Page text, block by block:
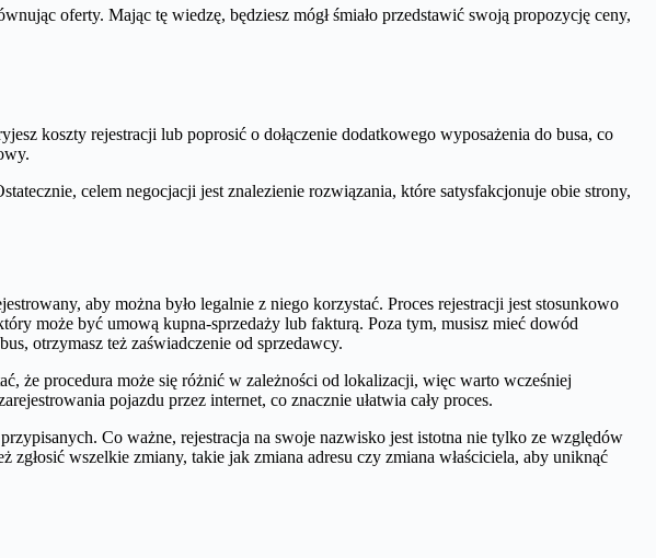
oferty. Mając tę wiedzę, będziesz mógł śmiało przedstawić swoją propozycję ceny,
koszty rejestracji lub poprosić o dołączenie dodatkowego wyposażenia do busa, co
celem negocjacji jest znalezienie rozwiązania, które satysfakcjonuje obie strony,
aby można było legalnie z niego korzystać. Proces rejestracji jest stosunkowo
może być umową kupna-sprzedaży lub fakturą. Poza tym, musisz mieć dowód
otrzymasz też zaświadczenie od sprzedawcy.
że procedura może się różnić w zależności od lokalizacji, więc warto wcześniej
pojazdu przez internet, co znacznie ułatwia cały proces.
Co ważne, rejestracja na swoje nazwisko jest istotna nie tylko ze względów
wszelkie zmiany, takie jak zmiana adresu czy zmiana właściciela, aby uniknąć